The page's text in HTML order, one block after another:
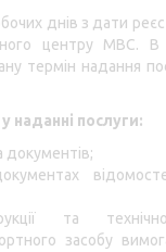
днів з дати
центру МВС. В
термін надання
наданні послуги:
документів;
та
засобу